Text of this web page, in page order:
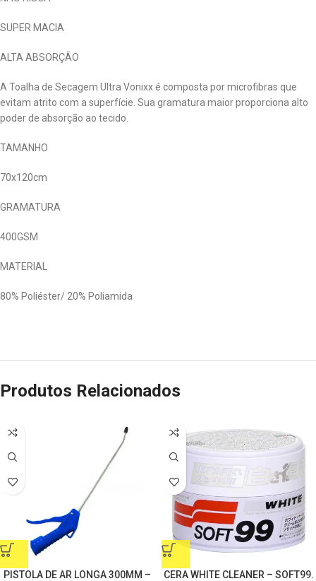
SUPER MACIA
ALTA ABSORÇÃO
A Toalha de Secagem Ultra Vonixx é composta por microfibras que
evitam atrito com a superfície. Sua gramatura maior proporciona alto
poder de absorção ao tecido.
TAMANHO
70x120cm
GRAMATURA
400GSM
MATERIAL
80% Poliéster/ 20% Poliamida
Produtos Relacionados
PISTOLA DE AR LONGA 300MM –
CERA WHITE CLEANER – SOFT99.